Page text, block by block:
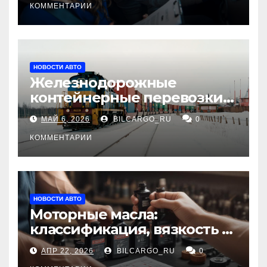
КОММЕНТАРИИ
НОВОСТИ АВТО
Железнодорожные
контейнерные перевозки
из Китая в Россию:
маршруты, сроки и
требования
МАЙ 6, 2026 BILCARGO_RU 0
КОММЕНТАРИИ
НОВОСТИ АВТО
Моторные масла:
классификация, вязкость и
рекомендации по выбору
для различных типов
АПР 22, 2026 BILCARGO_RU 0